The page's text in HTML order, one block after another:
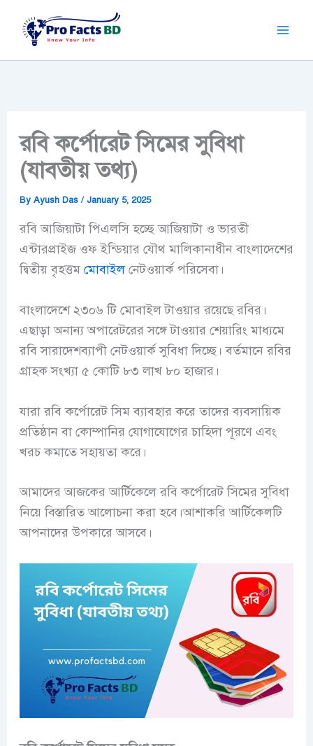
content
রবি কর্পোরেট সিমের সুবিধা
(যাবতীয় তথ্য)
By Ayush Das /January 5, 2025
রবি আজিয়াটা পিএলসি হচ্ছে আজিয়াটা ও ভারতী
এন্টারপ্রাইজ ওফ ইন্ডিয়ার যৌথ মালিকানাধীন বাংলাদেশের
দ্বিতীয় বৃহত্তম মোবাইলনেটওয়ার্ক পরিসেবা।
বাংলাদেশে ২৩০৬ টি মোবাইল টাওয়ার রয়েছে রবির।
এছাড়া অনান্য অপারেটরের সঙ্গে টাওয়ার শেয়ারিং মাধ্যমে
রবি সারাদেশব্যাপী নেটওয়ার্ক সুবিধা দিচ্ছে। বর্তমানে রবির
গ্রাহক সংখ্যা ৫ কোটি ৮৩ লাখ ৮০ হাজার।
যারা রবি কর্পোরেট সিম ব্যাবহার করে তাদের ব্যবসায়িক
প্রতিষ্ঠান বা কোম্পানির যোগাযোগের চাহিদা পূরণে এবং
খরচ কমাতে সহায়তা করে।
আমাদের আজকের আর্টিকেলে রবি কর্পোরেট সিমের সুবিধা
নিয়ে বিস্তারিত আলোচনা করা হবে।আশাকরি আর্টিকেলটি
আপনাদের উপকারে আসবে।